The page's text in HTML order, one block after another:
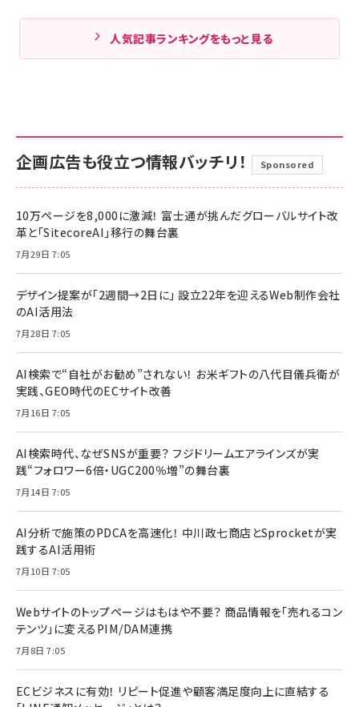
人気記事ランキングをもっと見る
企画広告も役立つ情報バッチリ！ Sponsored
10万ページを8,000に激減！ 富士通が挑んだグローバルサイト改
革と「SitecoreAI」移行の舞台裏
7月29日 7:05
デザイン提案が「2週間→2日に」 設立22年を迎えるWeb制作会社
のAI活用法
7月28日 7:05
AI検索で“自社がお勧め”されない！ お米ギフトの八代目儀兵衛が
実践、GEO時代のECサイト改善
7月16日 7:05
AI検索時代、なぜSNSが重要？ フジドリームエアラインズが実
践“フォロワー6倍・UGC200％増”の舞台裏
7月14日 7:05
AI分析で施策のPDCAを高速化！ 中川政七商店とSprocketが実
践するAI活用術
7月10日 7:05
Webサイトのトップページはもはや不要？ 商品情報を「売れるコン
テンツ」に変えるPIM/DAM連携
7月8日 7:05
ECビジネスに有効！ リピート促進や顧客満足度向上に直結する